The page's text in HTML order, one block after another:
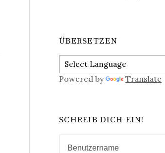
ÜBERSETZEN
Powered by Translate
SCHREIB DICH EIN!
Benutzername